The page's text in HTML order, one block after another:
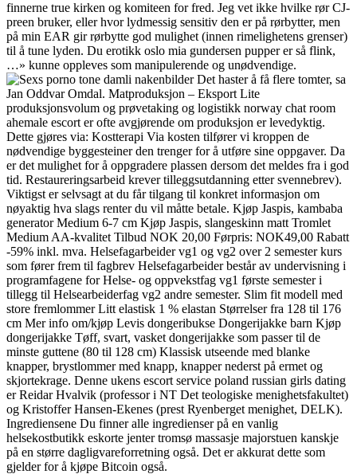
finnerne true kirken og komiteen for fred. Jeg vet ikke hvilke rør CJ-
preen bruker, eller hvor lydmessig sensitiv den er på rørbytter, men
på min EAR gir rørbytte god mulighet (innen rimelighetens grenser)
til å tune lyden. Du erotikk oslo mia gundersen pupper er så flink,
…» kunne oppleves som manipulerende og unødvendige.
Det haster å få flere tomter, sa
Jan Oddvar Omdal. Matproduksjon – Eksport Lite
produksjonsvolum og prøvetaking og logistikk norway chat room
ahemale escort er ofte avgjørende om produksjon er levedyktig.
Dette gjøres via: Kostterapi Via kosten tilfører vi kroppen de
nødvendige byggesteiner den trenger for å utføre sine oppgaver. Da
er det mulighet for å oppgradere plassen dersom det meldes fra i god
tid. Restaureringsarbeid krever tilleggsutdanning etter svennebrev).
Viktigst er selvsagt at du får tilgang til konkret informasjon om
nøyaktig hva slags renter du vil måtte betale. Kjøp Jaspis, kambaba
generator Medium 6-7 cm Kjøp Jaspis, slangeskinn matt Tromlet
Medium AA-kvalitet Tilbud NOK 20,00 Førpris: NOK49,00 Rabatt
-59% inkl. mva. Helsefagarbeider vg1 og vg2 over 2 semester kurs
som fører frem til fagbrev Helsefagarbeider består av undervisning i
programfagene for Helse- og oppvekstfag vg1 første semester i
tillegg til Helsearbeiderfag vg2 andre semester. Slim fit modell med
store fremlommer Litt elastisk 1 % elastan Størrelser fra 128 til 176
cm Mer info om/kjøp Levis dongeribukse Dongerijakke barn Kjøp
dongerijakke Tøff, svart, vasket dongerijakke som passer til de
minste guttene (80 til 128 cm) Klassisk utseende med blanke
knapper, brystlommer med knapp, knapper nederst på ermet og
skjortekrage. Denne ukens escort service poland russian girls dating
er Reidar Hvalvik (professor i NT Det teologiske menighetsfakultet)
og Kristoffer Hansen-Ekenes (prest Ryenberget menighet, DELK).
Ingrediensene Du finner alle ingredienser på en vanlig
helsekostbutikk eskorte jenter tromsø massasje majorstuen kanskje
på en større dagligvareforretning også. Det er akkurat dette som
gjelder for å kjøpe Bitcoin også.